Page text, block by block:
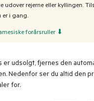
udover rejerne eller kyllingen.
er i gang.
forårsruller ⬇
er udsolgt, fjernes den
Nedenfor ser du altid den
for.